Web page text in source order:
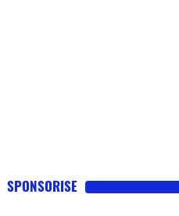
SPONSORISE